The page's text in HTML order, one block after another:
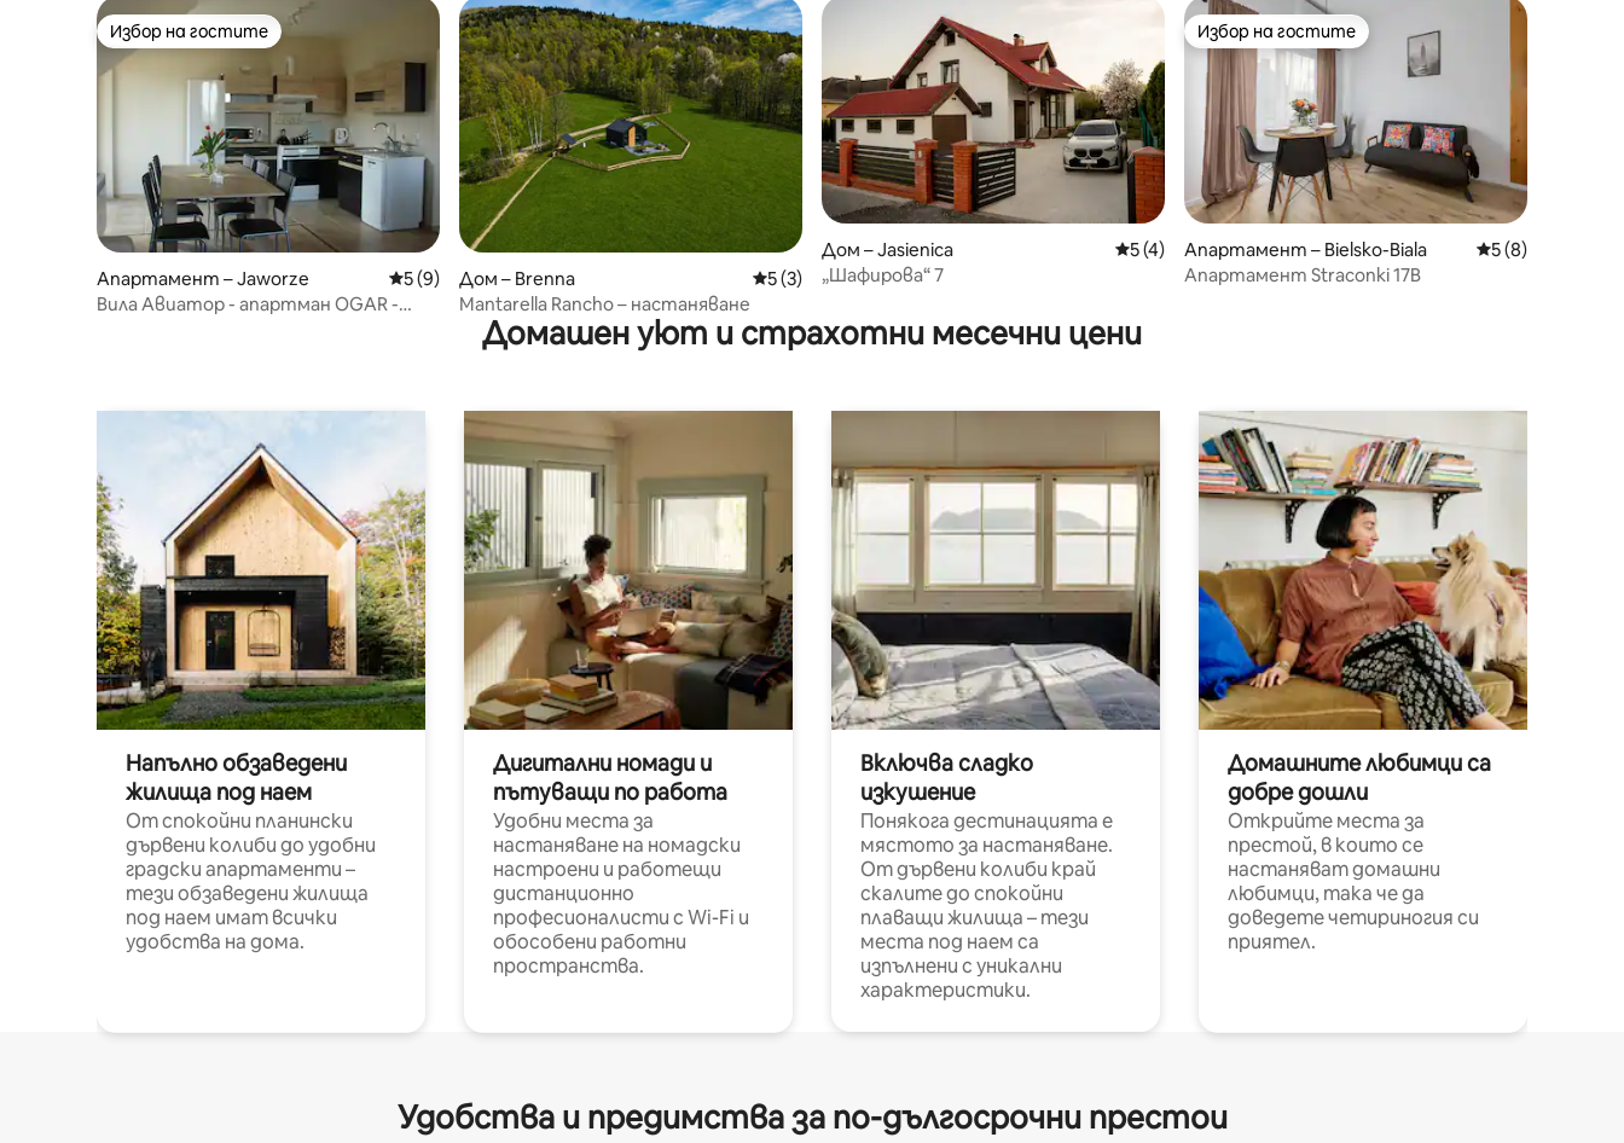
Избор на гостите
Избор на гостите
Апартамент – Jaworze Средна оценка: 5 от 5, 9 отзива
5 (9)
Вила Авиатор - апартман OGAR -
Дом – Brenna Средна оценка: 5 от 5, 3 отзива
5 (3)
Mantarella Rancho – настаняване
Дом – Jasienica Средна оценка: 5 от 5, 4 отзива
5 (4)
„Шафирова“ 7
Избор на гостите
Избор на гостите
Апартамент – Bielsko-Biala Средна оценка:
5 (8)
Апартамент Straconki 17B
Домашен уют и страхотни месечни цени
Напълно обзаведени
жилища под наем
От спокойни планински
дървени колиби до удобни
градски апартаменти –
тези обзаведени жилища
под наем имат всички
удобства на дома.
Дигитални номади и
пътуващи по работа
Удобни места за
настаняване на номадски
настроени и работещи
дистанционно
професионалисти с Wi-Fi и
обособени работни
пространства.
Включва сладко
изкушение
Понякога дестинацията е
мястото за настаняване.
От дървени колиби край
скалите до спокойни
плаващи жилища – тези
места под наем са
изпълнени с уникални
характеристики.
Домашните любимци са
добре дошли
Открийте места за
престой, в които се
настаняват домашни
любимци, така че да
доведете четириногия си
приятел.
Удобства и предимства за по-дългосрочни престои